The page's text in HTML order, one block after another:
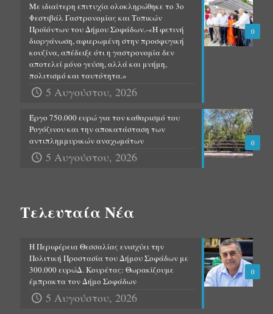
0
Με ιδιαίτερη επιτυχία ολοκληρώθηκε το 3ο
Φεστιβάλ Γαστρονομίας και Τοπικών
Προϊόντων του Δήμου Σοφάδων.-«Η φετινή
διοργάνωση, αφιερωμένη στην προσφυγική
κουζίνα, απέδειξε ότι η γαστρονομία δεν
αποτελεί μόνο γεύση, αλλά και μνήμη,
πολιτισμό και ταυτότητα.»
5 Αυγούστου, 2026
0
Έργο 750.000 ευρώ για τον καθαρισμό του
Ρογόζινου και την αποκατάσταση των
αντιπλημμυρικών αναχωμάτων
5 Αυγούστου, 2026
Τελευταία Νέα
0
Η Περιφέρεια Θεσσαλίας ενισχύει την
Πολιτική Προστασία του Δήμου Σοφάδων με
300.000 ευρώΔ. Κουρέτας: Θωρακίζουμε
έμπρακτα τον Δήμο Σοφάδων
5 Αυγούστου, 2026